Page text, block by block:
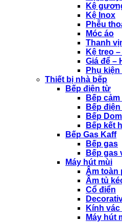
Kệ
Kệ Inox
Phễu
Móc áo
Thanh
Kệ treo
Giá để –
Phụ
Thiết bị nhà bếp
Bếp điện từ
Bếp
Bếp
Bếp
Bếp kết
Bếp Gas Kaff
Bếp gas
Bếp gas
Máy hút mùi
Âm toàn
Âm tủ
Cổ điển
Kính
Máy hút